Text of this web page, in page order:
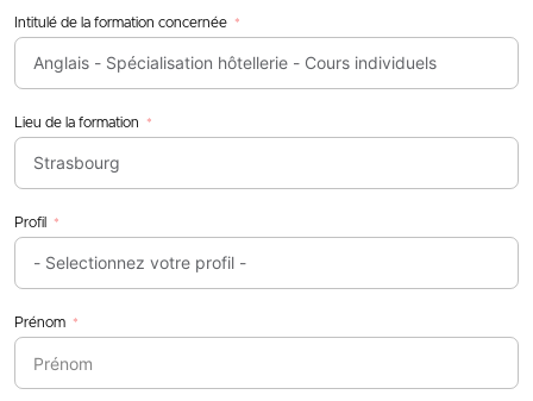
Intitulé de la formation concernée
Lieu de la formation
Profil
Prénom